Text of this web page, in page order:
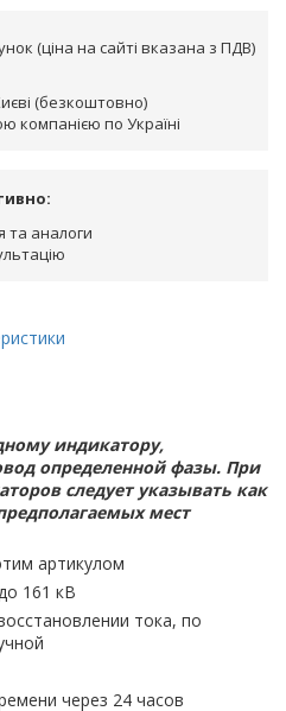
(ціна на сайті вказана з ПДВ)
(безкоштовно)
компанією по Україні
та аналоги
индикатору,
определенной фазы. При
следует указывать как
мест
артикулом
161 кВ
тока, по
через 24 часов